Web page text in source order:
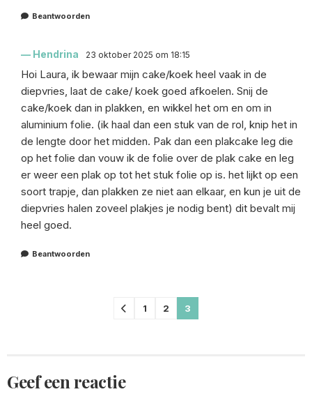
Beantwoorden
Hendrina 23 oktober 2025 om 18:15
Hoi Laura, ik bewaar mijn cake/koek heel vaak in de
diepvries, laat de cake/ koek goed afkoelen. Snij de
cake/koek dan in plakken, en wikkel het om en om in
aluminium folie. (ik haal dan een stuk van de rol, knip het in
de lengte door het midden. Pak dan een plakcake leg die
op het folie dan vouw ik de folie over de plak cake en leg
er weer een plak op tot het stuk folie op is. het lijkt op een
soort trapje, dan plakken ze niet aan elkaar, en kun je uit de
diepvries halen zoveel plakjes je nodig bent) dit bevalt mij
heel goed.
Beantwoorden
1 2 3
Geef een reactie